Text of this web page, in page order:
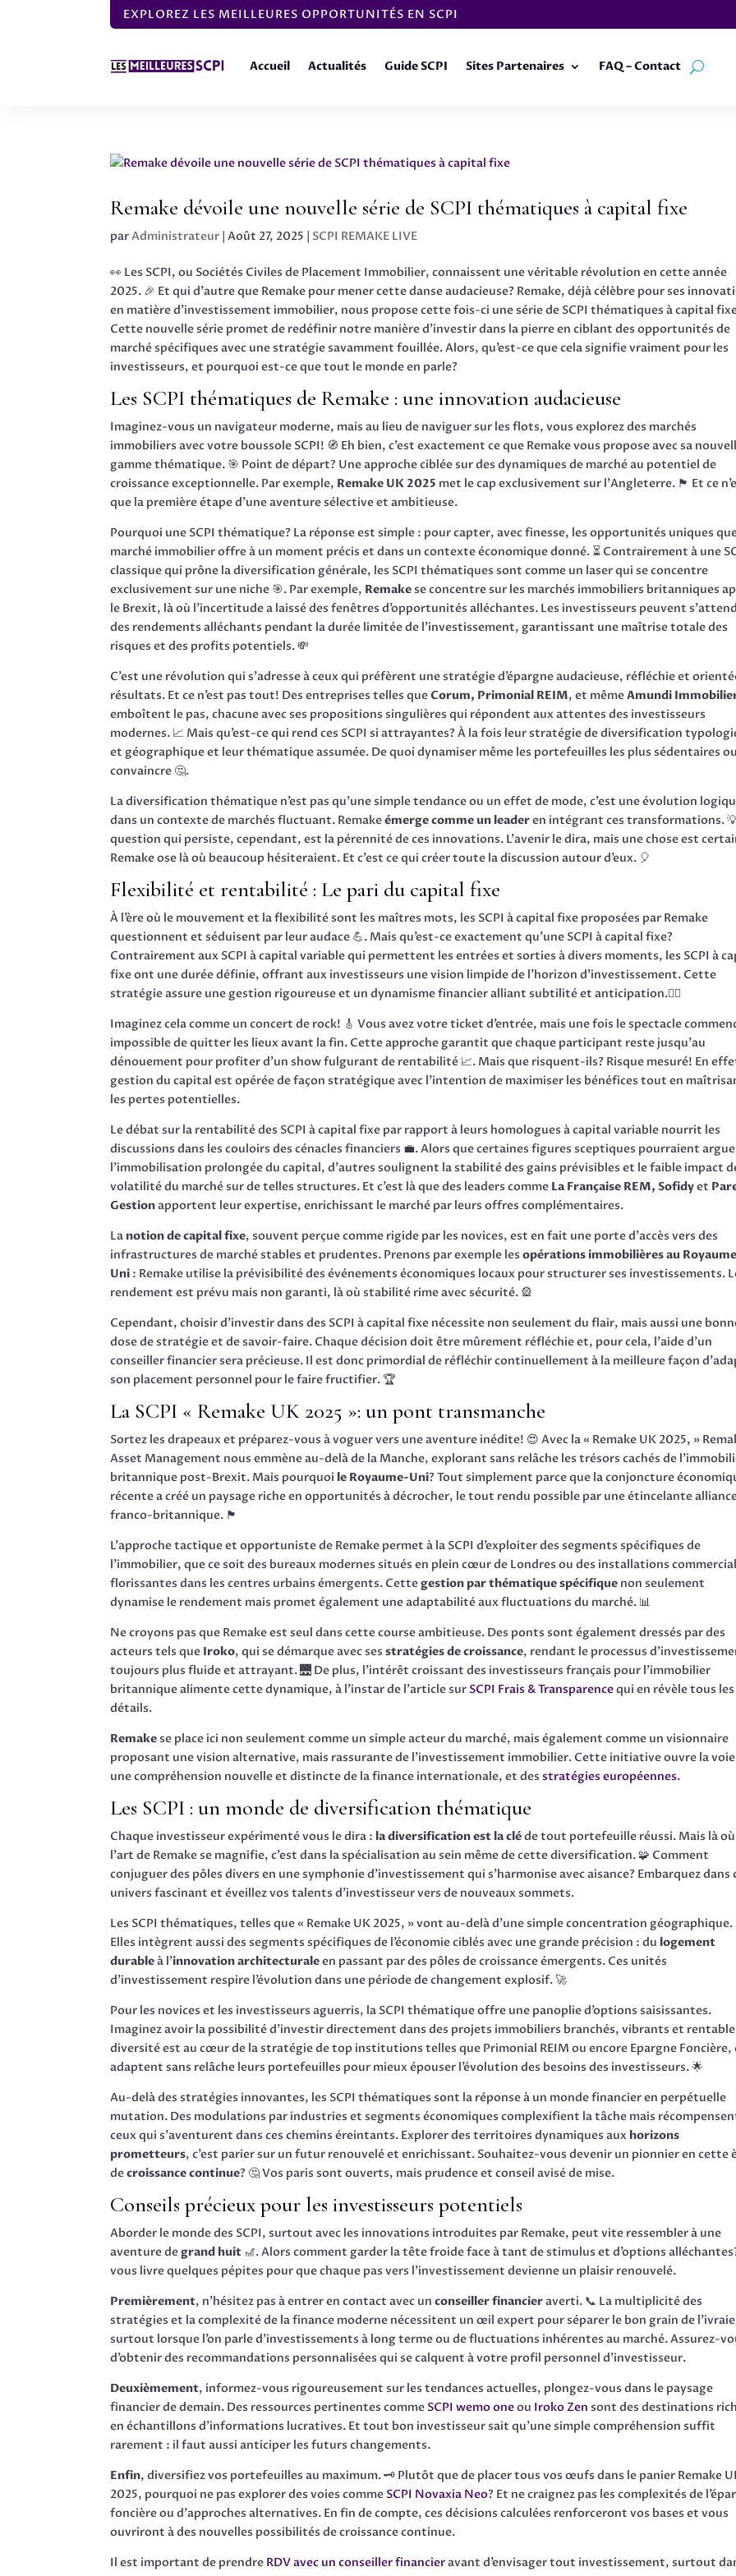
EXPLOREZ LES MEILLEURES OPPORTUNITÉS EN SCPI
Accueil Actualités Guide SCPI Sites Partenaires FAQ – Contact
Remake dévoile une nouvelle série de SCPI thématiques à capital fixe
parAdministrateur |Août 27, 2025 | SCPI REMAKE LIVE
👀 Les SCPI, ou Sociétés Civiles de Placement Immobilier, connaissent une véritable révolution en cette année
2025. 🎉 Et qui d’autre que Remake pour mener cette danse audacieuse? Remake, déjà célèbre pour ses
en matière d’investissement immobilier, nous propose cette fois-ci une série de SCPI thématiques à capital
Cette nouvelle série promet de redéfinir notre manière d’investir dans la pierre en ciblant des opportunités de
marché spécifiques avec une stratégie savamment fouillée. Alors, qu’est-ce que cela signifie vraiment pour les
investisseurs, et pourquoi est-ce que tout le monde en parle?
Les SCPI thématiques de Remake : une innovation audacieuse
Imaginez-vous un navigateur moderne, mais au lieu de naviguer sur les flots, vous explorez des marchés
immobiliers avec votre boussole SCPI! 🧭 Eh bien, c’est exactement ce que Remake vous propose avec sa
gamme thématique. 🎯 Point de départ? Une approche ciblée sur des dynamiques de marché au potentiel de
croissance exceptionnelle. Par exemple, Remake UK 2025 met le cap exclusivement sur l’Angleterre. 🏴 Et ce
que la première étape d’une aventure sélective et ambitieuse.
Pourquoi une SCPI thématique? La réponse est simple : pour capter, avec finesse, les opportunités uniques
marché immobilier offre à un moment précis et dans un contexte économique donné. ⏳ Contrairement à une
classique qui prône la diversification générale, les SCPI thématiques sont comme un laser qui se concentre
exclusivement sur une niche 🎯. Par exemple, Remakese concentre sur les marchés immobiliers britanniques
le Brexit, là où l’incertitude a laissé des fenêtres d’opportunités alléchantes. Les investisseurs peuvent
des rendements alléchants pendant la durée limitée de l’investissement, garantissant une maîtrise totale des
risques et des profits potentiels. 💸
C’est une révolution qui s’adresse à ceux qui préfèrent une stratégie d’épargne audacieuse, réfléchie et
résultats. Et ce n’est pas tout! Des entreprises telles queCorum, Primonial REIM, et mêmeAmundi
emboîtent le pas, chacune avec ses propositions singulières qui répondent aux attentes des investisseurs
modernes. 📈 Mais qu’est-ce qui rend ces SCPI si attrayantes? À la fois leur stratégie de diversification
et géographique et leur thématique assumée. De quoi dynamiser même les portefeuilles les plus sédentaires
convaincre 🤔.
La diversification thématique n’est pas qu’une simple tendance ou un effet de mode, c’est une évolution
dans un contexte de marchés fluctuant. Remakeémerge comme un leaderen intégrant ces transformations.
question qui persiste, cependant, est la pérennité de ces innovations. L’avenir le dira, mais une chose est
Remake ose là où beaucoup hésiteraient. Et c’est ce qui créer toute la discussion autour d’eux. 🎈
Flexibilité et rentabilité : Le pari du capital fixe
À l’ère où le mouvement et la flexibilité sont les maîtres mots, les SCPI à capital fixe proposées par Remake
questionnent et séduisent par leur audace 💪. Mais qu’est-ce exactement qu’une SCPI à capital fixe?
Contrairement aux SCPI à capital variable qui permettent les entrées et sorties à divers moments, les SCPI à
fixe ont une durée définie, offrant aux investisseurs une vision limpide de l’horizon d’investissement. Cette
stratégie assure une gestion rigoureuse et un dynamisme financier alliant subtilité et anticipation.🕵️‍♂️
Imaginez cela comme un concert de rock! 🎸 Vous avez votre ticket d’entrée, mais une fois le spectacle
impossible de quitter les lieux avant la fin. Cette approche garantit que chaque participant reste jusqu’au
dénouement pour profiter d’un show fulgurant de rentabilité 📈. Mais que risquent-ils? Risque mesuré! En
gestion du capital est opérée de façon stratégique avec l’intention de maximiser les bénéfices tout en
les pertes potentielles.
Le débat sur la rentabilité des SCPI à capital fixe par rapport à leurs homologues à capital variable nourrit les
discussions dans les couloirs des cénacles financiers 💼. Alors que certaines figures sceptiques pourraient
l’immobilisation prolongée du capital, d’autres soulignent la stabilité des gains prévisibles et le faible impact
volatilité du marché sur de telles structures. Et c’est là que des leaders comme La Française REM, Sofidyet
Gestionapportent leur expertise, enrichissant le marché par leurs offres complémentaires.
La notion de capital fixe, souvent perçue comme rigide par les novices, est en fait une porte d’accès vers des
infrastructures de marché stables et prudentes. Prenons par exemple lesopérations immobilières au
Uni : Remake utilise la prévisibilité des événements économiques locaux pour structurer ses investissements.
rendement est prévu mais non garanti, là où stabilité rime avec sécurité. 🎡
Cependant, choisir d’investir dans des SCPI à capital fixe nécessite non seulement du flair, mais aussi une
dose de stratégie et de savoir-faire. Chaque décision doit être mûrement réfléchie et, pour cela, l’aide d’un
conseiller financier sera précieuse. Il est donc primordial de réfléchir continuellement à la meilleure façon
son placement personnel pour le faire fructifier. 🏆
La SCPI « Remake UK 2025 »: un pont transmanche
Sortez les drapeaux et préparez-vous à voguer vers une aventure inédite! 😍 Avec la « Remake UK 2025, »
Asset Management nous emmène au-delà de la Manche, explorant sans relâche les trésors cachés de
britannique post-Brexit. Mais pourquoi le Royaume-Uni? Tout simplement parce que la conjoncture
récente a créé un paysage riche en opportunités à décrocher, le tout rendu possible par une étincelante
franco-britannique. 🏴
L’approche tactique et opportuniste de Remake permet à la SCPI d’exploiter des segments spécifiques de
l’immobilier, que ce soit des bureaux modernes situés en plein cœur de Londres ou des installations
florissantes dans les centres urbains émergents. Cettegestion par thématique spécifique non seulement
dynamise le rendement mais promet également une adaptabilité aux fluctuations du marché. 📊
Ne croyons pas que Remake est seul dans cette course ambitieuse. Des ponts sont également dressés par des
acteurs tels que Iroko, qui se démarque avec sesstratégies de croissance, rendant le processus
toujours plus fluide et attrayant. 🌉 De plus, l’intérêt croissant des investisseurs français pour l’immobilier
britannique alimente cette dynamique, à l’instar de l’article sur SCPI Frais & Transparencequi en révèle tous les
détails.
Remakese place ici non seulement comme un simple acteur du marché, mais également comme un visionnaire
proposant une vision alternative, mais rassurante de l’investissement immobilier. Cette initiative ouvre la
une compréhension nouvelle et distincte de la finance internationale, et desstratégies européennes.
Les SCPI : un monde de diversification thématique
Chaque investisseur expérimenté vous le dira : la diversification est la cléde tout portefeuille réussi. Mais là où
l’art de Remake se magnifie, c’est dans la spécialisation au sein même de cette diversification. 🧩 Comment
conjuguer des pôles divers en une symphonie d’investissement qui s’harmonise avec aisance? Embarquez dans
univers fascinant et éveillez vos talents d’investisseur vers de nouveaux sommets.
Les SCPI thématiques, telles que « Remake UK 2025, » vont au-delà d’une simple concentration géographique.
Elles intègrent aussi des segments spécifiques de l’économie ciblés avec une grande précision : du logement
durableà l’innovation architecturaleen passant par des pôles de croissance émergents. Ces unités
d’investissement respire l’évolution dans une période de changement explosif. 🚀
Pour les novices et les investisseurs aguerris, la SCPI thématique offre une panoplie d’options saisissantes.
Imaginez avoir la possibilité d’investir directement dans des projets immobiliers branchés, vibrants et
diversité est au cœur de la stratégie de top institutions telles que Primonial REIM ou encore Epargne Foncière,
adaptent sans relâche leurs portefeuilles pour mieux épouser l’évolution des besoins des investisseurs. 🌟
Au-delà des stratégies innovantes, les SCPI thématiques sont la réponse à un monde financier en perpétuelle
mutation. Des modulations par industries et segments économiques complexifient la tâche mais
ceux qui s’aventurent dans ces chemins éreintants. Explorer des territoires dynamiques aux horizons
prometteurs, c’est parier sur un futur renouvelé et enrichissant. Souhaitez-vous devenir un pionnier en cette
decroissance continue? 🤔 Vos paris sont ouverts, mais prudence et conseil avisé de mise.
Conseils précieux pour les investisseurs potentiels
Aborder le monde des SCPI, surtout avec les innovations introduites par Remake, peut vite ressembler à une
aventure degrand huit 🎢. Alors comment garder la tête froide face à tant de stimulus et d’options
vous livre quelques pépites pour que chaque pas vers l’investissement devienne un plaisir renouvelé.
Premièrement, n’hésitez pas à entrer en contact avec unconseiller financieraverti. 📞 La multiplicité des
stratégies et la complexité de la finance moderne nécessitent un œil expert pour séparer le bon grain de
surtout lorsque l’on parle d’investissements à long terme ou de fluctuations inhérentes au marché. Assurez-
d’obtenir des recommandations personnalisées qui se calquent à votre profil personnel d’investisseur.
Deuxièmement, informez-vous rigoureusement sur les tendances actuelles, plongez-vous dans le paysage
financier de demain. Des ressources pertinentes comme SCPI wemo oneou Iroko Zen sont des destinations
en échantillons d’informations lucratives. Et tout bon investisseur sait qu’une simple compréhension suffit
rarement : il faut aussi anticiper les futurs changements.
Enfin, diversifiez vos portefeuilles au maximum. 🗝️ Plutôt que de placer tous vos œufs dans le panier Remake
2025, pourquoi ne pas explorer des voies comme SCPI Novaxia Neo? Et ne craignez pas les complexités de
foncière ou d’approches alternatives. En fin de compte, ces décisions calculées renforceront vos bases et vous
ouvriront à des nouvelles possibilités de croissance continue.
Il est important de prendre RDV avec un conseiller financieravant d’envisager tout investissement, surtout